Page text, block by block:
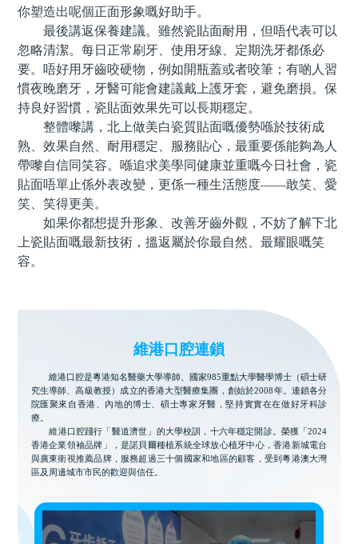
你塑造出呢個正面形象嘅好助手。
最後講返保養建議。雖然瓷貼面耐用，但唔代表可以
忽略清潔。每日正常刷牙、使用牙線、定期洗牙都係必
要。唔好用牙齒咬硬物，例如開瓶蓋或者咬筆；有啲人習
慣夜晚磨牙，牙醫可能會建議戴上護牙套，避免磨損。保
持良好習慣，瓷貼面效果先可以長期穩定。
整體嚟講，北上做美白瓷質貼面嘅優勢喺於技術成
熟、效果自然、耐用穩定、服務貼心，最重要係能夠為人
帶嚟自信同笑容。喺追求美學同健康並重嘅今日社會，瓷
貼面唔單止係外表改變，更係一種生活態度——敢笑、愛
笑、笑得更美。
如果你都想提升形象、改善牙齒外觀，不妨了解下北
上瓷貼面嘅最新技術，搵返屬於你最自然、最耀眼嘅笑
容。
維港口腔連鎖
維港口腔是粵港知名醫藥大學導師、國家985重點大學醫學博士（碩士研
究生導師、高級教授）成立的香港大型醫療集團，創始於2008年。連鎖各分
院匯聚來自香港、內地的博士、碩士專家牙醫，堅持實實在在做好牙科診
療。
維港口腔踐行「醫道濟世」的大學校訓，十六年穩定開診。榮獲「2024
香港企業領袖品牌」，是諾貝爾種植系統全球放心植牙中心，香港新城電台
與廣東衛視推薦品牌，服務超過三十個國家和地區的顧客，受到粵港澳大灣
區及周邊城市市民的歡迎與信任。